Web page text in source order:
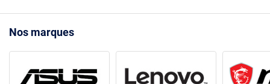
Nos marques